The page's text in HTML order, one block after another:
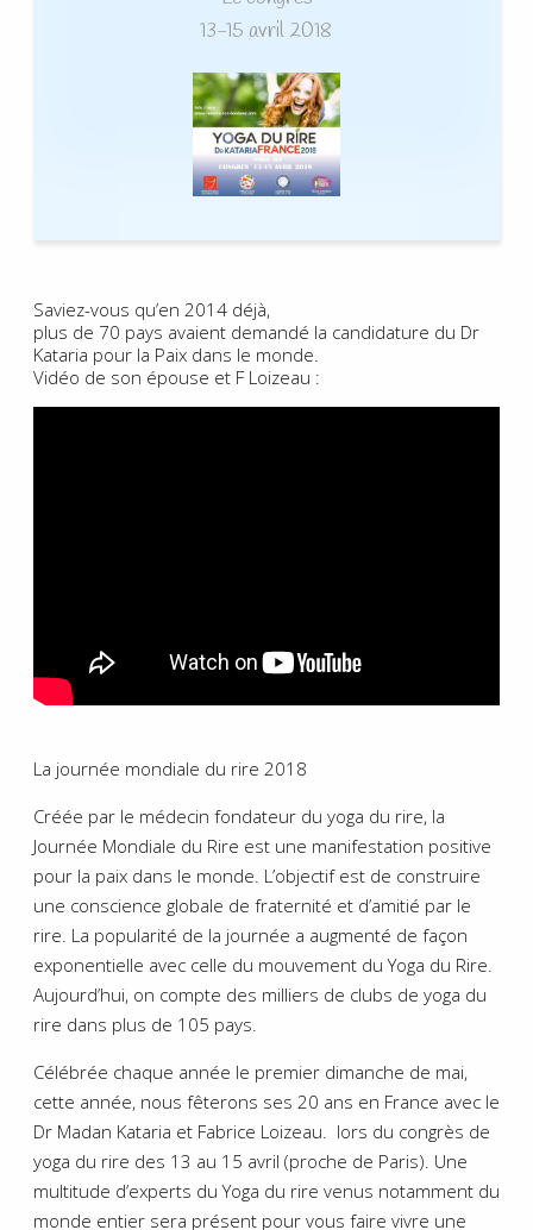
13-15 avril 2018
Saviez-vous qu’en 2014 déjà,
plus de 70 pays avaient demandé la candidature du Dr
Kataria pour la Paix dans le monde.
Vidéo de son épouse et F Loizeau :
La journée mondiale du rire 2018
Créée par le médecin fondateur du yoga du rire, la
Journée Mondiale du Rire est une manifestation positive
pour la paix dans le monde. L’objectif est de construire
une conscience globale de fraternité et d’amitié par le
rire. La popularité de la journée a augmenté de façon
exponentielle avec celle du mouvement du Yoga du Rire.
Aujourd’hui, on compte des milliers de clubs de yoga du
rire dans plus de 105 pays.
Célébrée chaque année le premier dimanche de mai,
cette année, nous fêterons ses 20 ans en France avec le
Dr Madan Kataria et Fabrice Loizeau. lors du congrès de
yoga du rire des 13 au 15 avril (proche de Paris). Une
multitude d’experts du Yoga du rire venus notamment du
monde entier sera présent pour vous faire vivre une